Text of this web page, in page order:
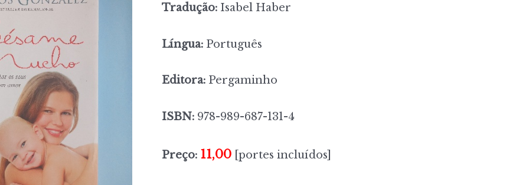
Tradução: Isabel Haber
Língua: Português
Editora: Pergaminho
ISBN: 978-989-687-131-4
Preço: 11,00 [portes incluídos]